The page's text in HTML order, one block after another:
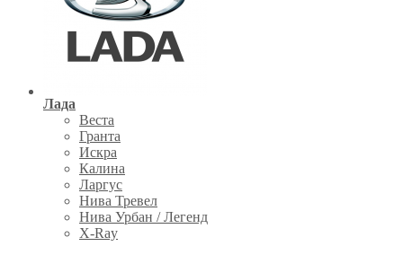
Лада
Веста
Гранта
Искра
Калина
Ларгус
Нива Тревел
Нива Урбан / Легенд
X-Ray